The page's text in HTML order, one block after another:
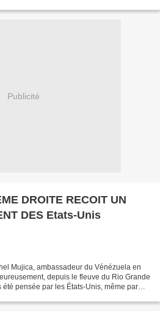
Publicité
DROITE RECOIT UN
DES Etats-Unis
Mujica, ambassadeur du Vénézuela en
depuis le fleuve du Rio Grande
pensée par les États-Unis, même par